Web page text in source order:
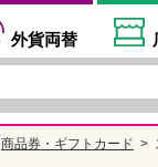
外貨両替
商品券・ギフトカード